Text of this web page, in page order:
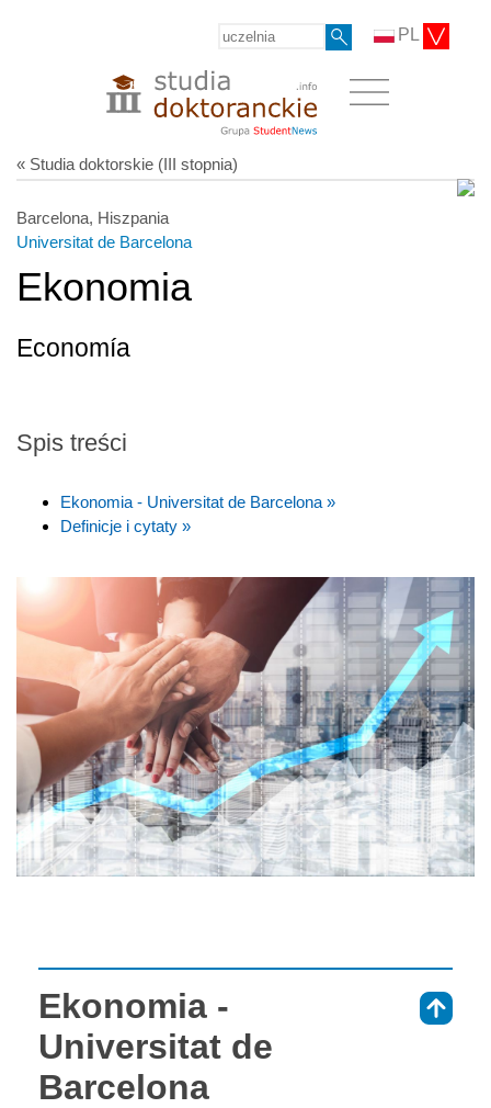
PL
« Studia doktorskie (III stopnia)
Barcelona, Hiszpania
Universitat de Barcelona
Ekonomia
Economía
Spis treści
Ekonomia - Universitat de Barcelona »
Definicje i cytaty »
Ekonomia -
Universitat de
Barcelona